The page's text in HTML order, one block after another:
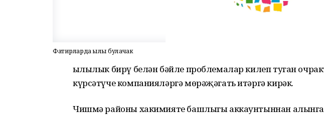
Фатирларда җылы булачак
Җылылык бирү белән бәйле проблемалар килеп туган
күрсәтүче компанияләргә мөрәҗәгать итәргә кирәк.
Чишмә районы хакимияте башлыгы аккаунтыннан